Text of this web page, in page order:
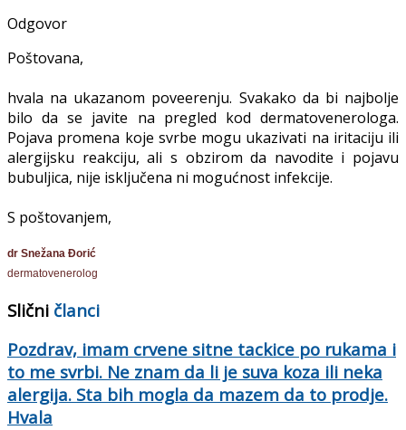
Odgovor
Poštovana,
hvala na ukazanom poveerenju. Svakako da bi najbolje
bilo da se javite na pregled kod dermatovenerologa.
Pojava promena koje svrbe mogu ukazivati na iritaciju ili
alergijsku reakciju, ali s obzirom da navodite i pojavu
bubuljica, nije isključena ni mogućnost infekcije.
S poštovanjem,
dr Snežana Đorić
dermatovenerolog
Slični članci
Pozdrav, imam crvene sitne tackice po rukama i
to me svrbi. Ne znam da li je suva koza ili neka
alergija. Sta bih mogla da mazem da to prodje.
Hvala